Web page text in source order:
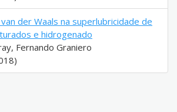
der Waals na superlubricidade de
e hidrogenado
Fernando Graniero